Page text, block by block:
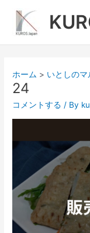
ス
ホーム いとしのマ
24
コメントする / By